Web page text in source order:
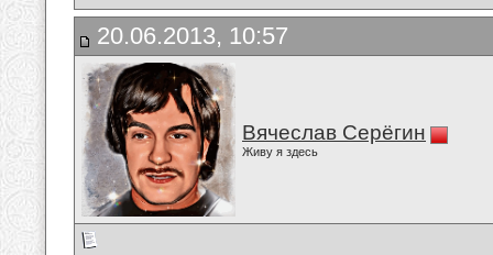
20.06.2013, 10:57
Вячеслав Серёгин
Живу я здесь